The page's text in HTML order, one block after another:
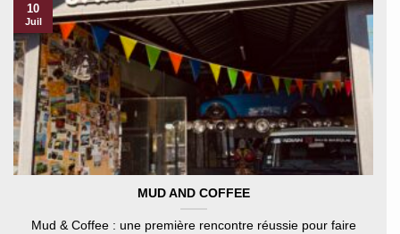
MUD AND COFFEE
Mud & Coffee : une première rencontre réussie pour faire
10
Juil